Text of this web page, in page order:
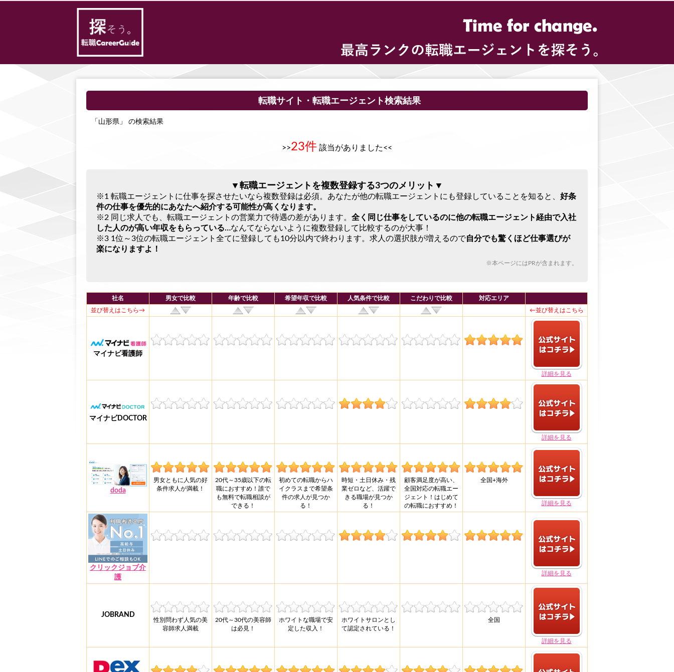
転職サイト・転職エージェント検索結果
「山形県」 の検索結果
>>23件 該当がありました<<
▼転職エージェントを複数登録する3つのメリット▼
※1 転職エージェントに仕事を探させたいなら複数登録は必須。あなたが他の転職エージェントにも登録していることを知ると、 好条
件の仕事を優先的にあなたへ紹介する可能性が高くなります。
※2 同じ求人でも、転職エージェントの営業力で待遇の差があります。 全く同じ仕事をしているのに他の転職エージェント経由で入社
した人のが高い年収をもらっている…なんてならないように複数登録して比較するのが大事！
※3 1位～3位の転職エージェント全てに登録しても10分以内で終わります。求人の選択肢が増えるので自分でも驚くほど仕事選びが
楽になりますよ！
※本ページにはPRが含まれます。
社名 男女で比較 年齢で比較 希望年収で比較 人気条件で比較 こだわりで比較
対応エリア
並び替えはこちら→
←並び替えはこちら
マイナビ看護師
詳細を見る
マイナビDOCTOR
詳細を見る
doda
男女ともに人気の好
条件求人が満載！
20代～35歳以下の転
職におすすめ！誰で
も無料で転職相談が
できる！
初めての転職からハ
イクラスまで希望条
件の求人が見つか
る！
時短・土日休み・残
業ゼロなど、活躍で
きる職場が見つか
る！
顧客満足度が高い、
全国対応の転職エー
ジェント！はじめて
の転職におすすめ！
全国+海外
詳細を見る
クリックジョブ介
護
詳細を見る
JOBRAND
性別問わず人気の美
容師求人満載
20代～30代の美容師
は必見！
ホワイトな職場で安
定した収入！
ホワイトサロンとし
て認定されている！
全国
詳細を見る